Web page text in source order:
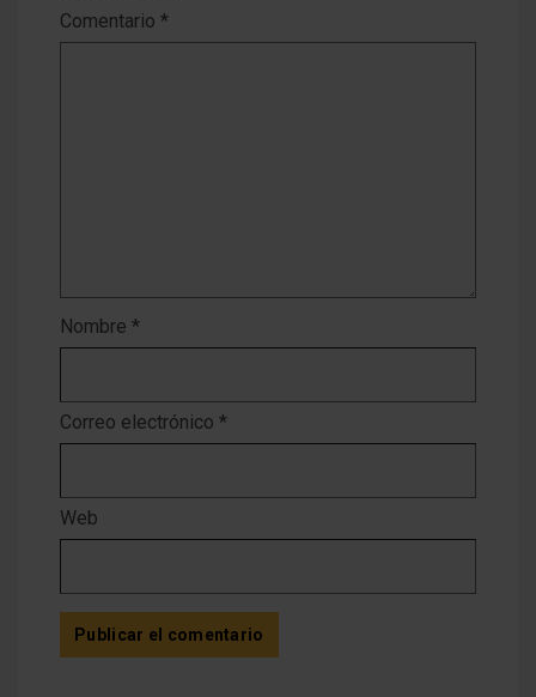
Comentario *
Nombre *
Correo electrónico *
Web